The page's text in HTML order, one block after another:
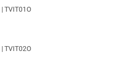
| TVIT01O
| TVIT02O